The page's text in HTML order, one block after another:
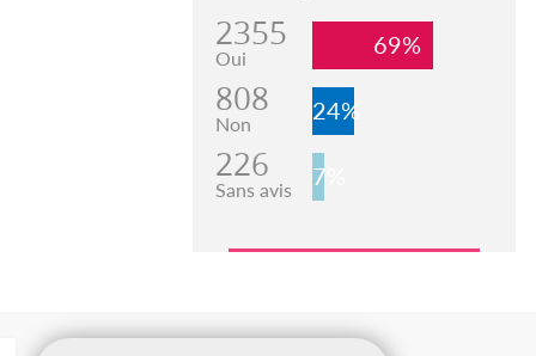
2355
Oui 69%
808
Non 24%
226
Sans avis 7%